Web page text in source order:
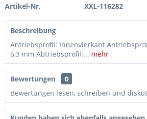
Artikel-Nr. XXL-116282
Beschreibung
Antriebsprofil: Innenvierkant
6,3 mm Abtriebsprofil:... mehr
Bewertungen
0
Bewertungen lesen, schreiben und